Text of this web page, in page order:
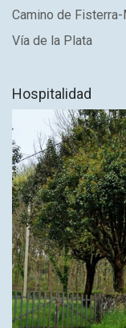
Camino de
Vía de la Plata
Hospitalidad